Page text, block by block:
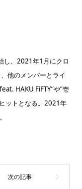
し、2021年1月にクロ
他のメンバーとライ
HAKU FiFTY”や”壱
ットとなる。2021年